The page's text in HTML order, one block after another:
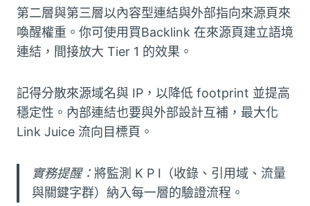
第二層與第三層以內容型連結與外部指向來源頁來
喚醒權重。你可使用買Backlink 在來源頁建立語境
連結，間接放大 Tier 1 的效果。
記得分散來源域名與 IP，以降低 footprint 並提高
穩定性。內部連結也要與外部設計互補，最大化
Link Juice 流向目標頁。
實務提醒： 將監測 K P I（收錄、引用域、流量
與關鍵字群）納入每一層的驗證流程。